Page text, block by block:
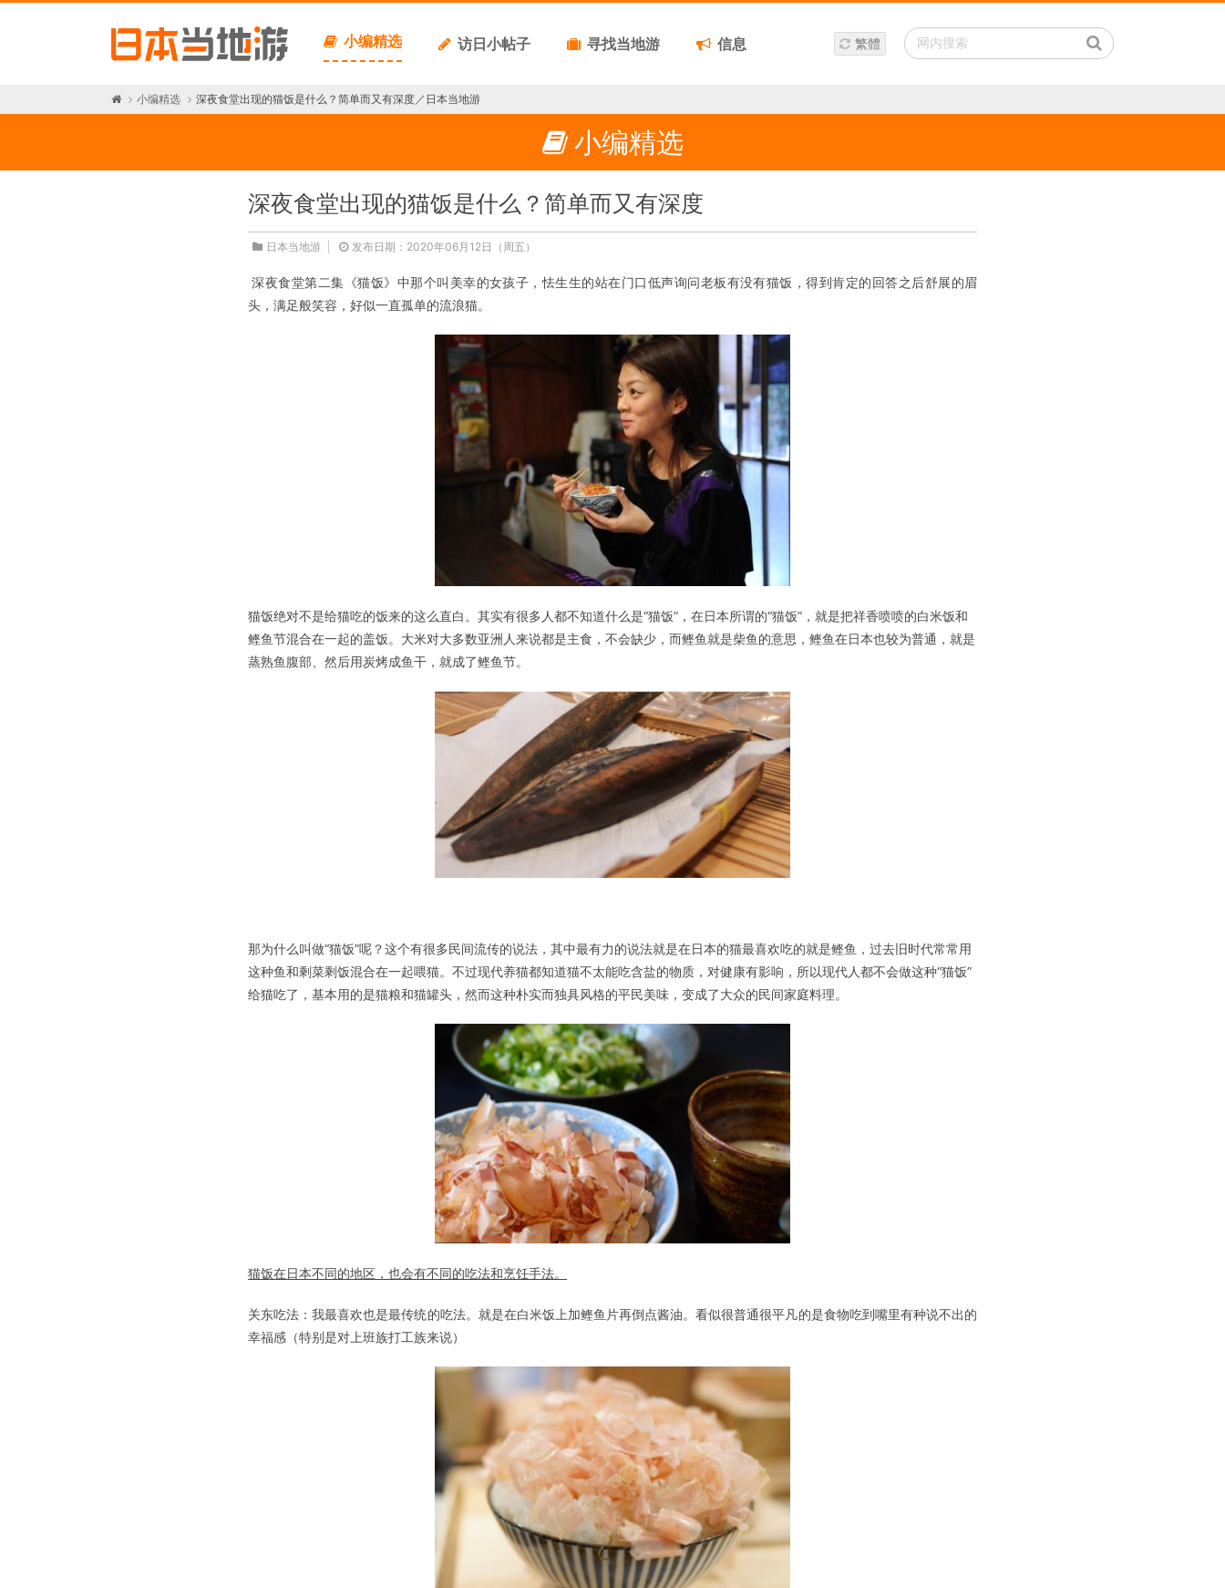
小编精选 访日小帖子 寻找当地游 信息 繁體
小编精选 深夜食堂出现的猫饭是什么？简单而又有深度／日本当地游
小编精选
深夜食堂出现的猫饭是什么？简单而又有深度
日本当地游 发布日期：2020年06月12日（周五）
深夜食堂第二集《猫饭》中那个叫美幸的女孩子，怯生生的站在门口低声询问老板有没有猫饭，得到肯定的回答之后舒展的眉
头，满足般笑容，好似一直孤单的流浪猫。
猫饭绝对不是给猫吃的饭来的这么直白。其实有很多人都不知道什么是“猫饭”，在日本所谓的“猫饭”，就是把祥香喷喷的白米饭和
鲣鱼节混合在一起的盖饭。大米对大多数亚洲人来说都是主食，不会缺少，而鲣鱼就是柴鱼的意思，鲣鱼在日本也较为普通，就是
蒸熟鱼腹部、然后用炭烤成鱼干，就成了鲣鱼节。
那为什么叫做“猫饭”呢？这个有很多民间流传的说法，其中最有力的说法就是在日本的猫最喜欢吃的就是鲣鱼，过去旧时代常常用
这种鱼和剩菜剩饭混合在一起喂猫。不过现代养猫都知道猫不太能吃含盐的物质，对健康有影响，所以现代人都不会做这种“猫饭”
给猫吃了，基本用的是猫粮和猫罐头，然而这种朴实而独具风格的平民美味，变成了大众的民间家庭料理。
猫饭在日本不同的地区，也会有不同的吃法和烹饪手法。
关东吃法：我最喜欢也是最传统的吃法。就是在白米饭上加鲣鱼片再倒点酱油。看似很普通很平凡的是食物吃到嘴里有种说不出的
幸福感（特别是对上班族打工族来说）